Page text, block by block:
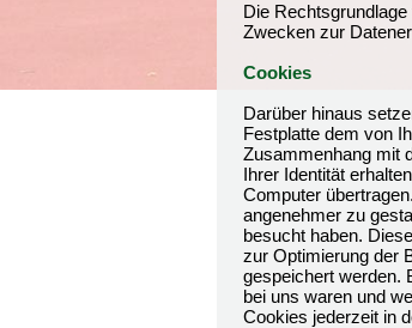
Die
Zwecken zur
Cookies
Darüber hinaus
Festplatte dem von
Zusammenhang mit
Ihrer Identität
Computer
angenehmer zu
besucht haben.
zur Optimierung der
gespeichert werden.
bei uns waren und
Cookies jederzeit in